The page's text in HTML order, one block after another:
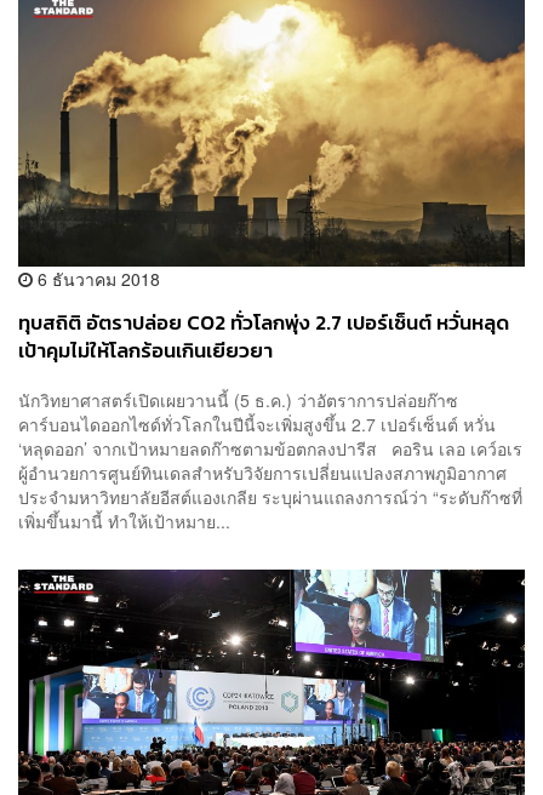
6 ธันวาคม 2018
ทุบสถิติ อัตราปล่อย CO2 ทั่วโลกพุ่ง 2.7 เปอร์เซ็นต์ หวั่นหลุด
เป้าคุมไม่ให้โลกร้อนเกินเยียวยา
นักวิทยาศาสตร์เปิดเผยวานนี้ (5 ธ.ค.) ว่าอัตราการปล่อยก๊าซ
คาร์บอนไดออกไซด์ทั่วโลกในปีนี้จะเพิ่มสูงขึ้น 2.7 เปอร์เซ็นต์ หวั่น
‘หลุดออก’ จากเป้าหมายลดก๊าซตามข้อตกลงปารีส คอริน เลอ เคว์อเร
ผู้อำนวยการศูนย์ทินเดลสำหรับวิจัยการเปลี่ยนแปลงสภาพภูมิอากาศ
ประจำมหาวิทยาลัยอีสต์แองเกลีย ระบุผ่านแถลงการณ์ว่า “ระดับก๊าซที่
เพิ่มขึ้นมานี้ ทำให้เป้าหมาย...